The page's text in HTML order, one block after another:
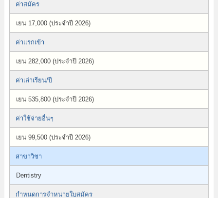
ค่าสมัคร
เยน 17,000 (ประจำปี 2026)
ค่าแรกเข้า
เยน 282,000 (ประจำปี 2026)
ค่าเล่าเรียน/ปี
เยน 535,800 (ประจำปี 2026)
ค่าใช้จ่ายอื่นๆ
เยน 99,500 (ประจำปี 2026)
สาขาวิชา
Dentistry
กำหนดการจำหน่ายใบสมัคร